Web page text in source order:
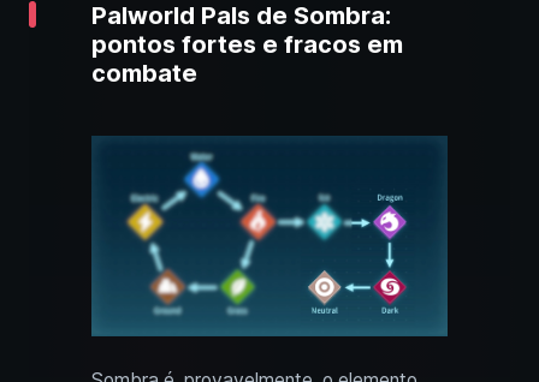
Palworld Pals de Sombra:
pontos fortes e fracos em
combate